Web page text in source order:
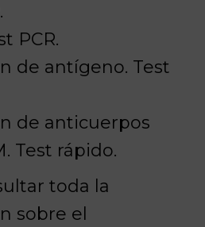
PCR.
de antígeno. Test
de anticuerpos
Test rápido.
toda la
sobre el